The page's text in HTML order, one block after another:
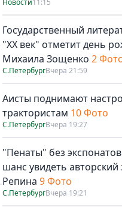
Государственный
"ХХ век" отметит день
Михаила Зощенко 2
С.ПетербургВчера 21:59
Аисты поднимают
трактористам 10 Фото
С.ПетербургВчера 19:27
"Пенаты" без
шанс увидеть авторский
Репина 9 Фото
С.ПетербургВчера 19:21